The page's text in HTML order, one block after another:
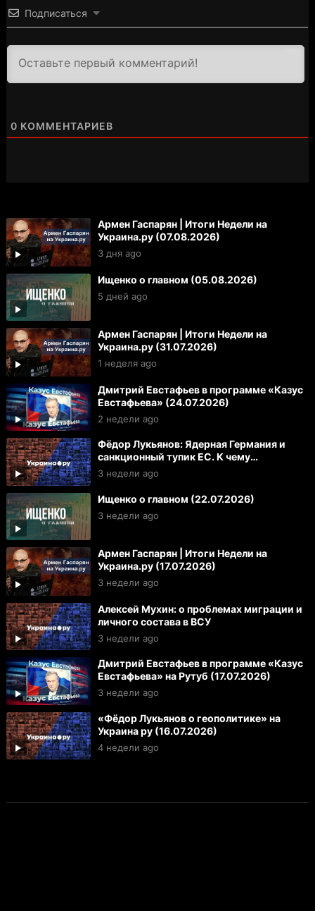
Подписаться
0 КОММЕНТАРИЕВ
Армен Гаспарян | Итоги Недели на
Украина.ру (07.08.2026)
3 дня ago
Ищенко о главном (05.08.2026)
5 дней ago
Армен Гаспарян | Итоги Недели на
Украина.ру (31.07.2026)
1 неделя ago
Дмитрий Евстафьев в программе «Казус
Евстафьева» (24.07.2026)
2 недели ago
Фёдор Лукьянов: Ядерная Германия и
санкционный тупик ЕС. К чему
готовиться России и Украине
3 недели ago
Ищенко о главном (22.07.2026)
3 недели ago
Армен Гаспарян | Итоги Недели на
Украина.ру (17.07.2026)
3 недели ago
Алексей Мухин: о проблемах миграции и
личного состава в ВСУ
3 недели ago
Дмитрий Евстафьев в программе «Казус
Евстафьева» на Рутуб (17.07.2026)
3 недели ago
«Фёдор Лукьянов о геополитике» на
Украина ру (16.07.2026)
4 недели ago